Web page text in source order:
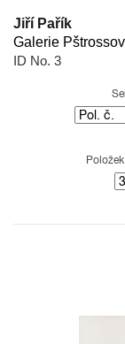
Jiří Pařík
Galerie
ID No. 3